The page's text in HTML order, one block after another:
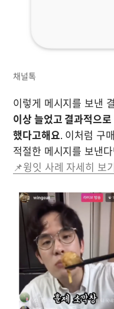
채널톡
이렇게 메시지를 보낸
이상 늘었고 결과적으
했다고해요. 이처럼 구
📌윙잇 사례 자세히 보기